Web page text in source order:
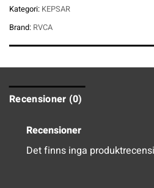
Kategori: KEPSAR
Brand: RVCA
Recensioner (0)
Recensioner
Det finns inga